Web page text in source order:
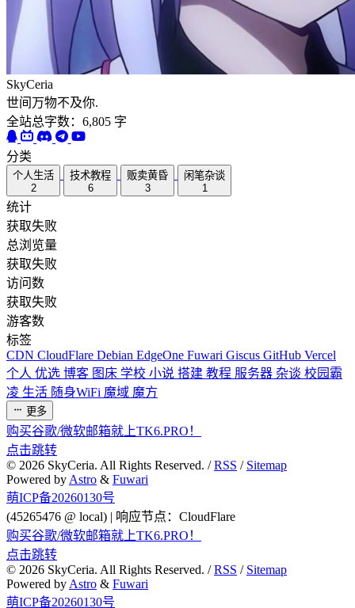
SkyCeria
世间万物不及你.
全站总字数：6,805 字
分类
个人生活
2
技术教程
6
贩卖黄昏
3
闲笔杂谈
1
统计
获取失败
总浏览量
获取失败
访问数
获取失败
游客数
标签
CDN CloudFlare Debian EdgeOne Fuwari Giscus GitHub Vercel
个人 优选 博客 图床 学校 小说 搭建 教程 服务器 杂谈 校园霸
凌 生活 随身WiFi 魔域 魔方
更多
购买谷歌/微软邮箱就上TK6.PRO！
点击跳转
© 2026 SkyCeria. All Rights Reserved. /RSS / Sitemap
Powered by Astro & Fuwari
萌ICP备20260130号
(45265476 @ local) | 响应节点：CloudFlare
购买谷歌/微软邮箱就上TK6.PRO！
点击跳转
© 2026 SkyCeria. All Rights Reserved. /RSS / Sitemap
Powered by Astro & Fuwari
萌ICP备20260130号